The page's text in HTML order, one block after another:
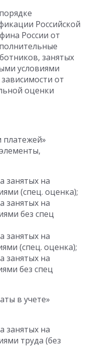
Российской
России от
занятых
условиями
от
оценки
платежей»
занятых на
(спец. оценка);
занятых на
без спец
занятых на
(спец. оценка);
занятых на
без спец
в учете»
занятых на
труда (без